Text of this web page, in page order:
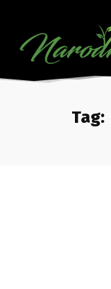
Tag: